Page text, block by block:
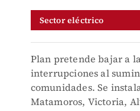
Sector eléctrico
Plan pretende bajar a
interrupciones al
comunidades. Se
Matamoros, Victoria,